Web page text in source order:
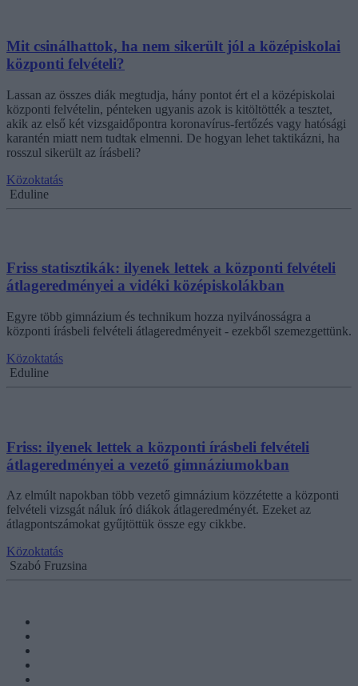
Mit csinálhattok, ha nem sikerült jól a középiskolai
központi felvételi?
Lassan az összes diák megtudja, hány pontot ért el a középiskolai
központi felvételin, pénteken ugyanis azok is kitöltötték a tesztet,
akik az első két vizsgaidőpontra koronavírus-fertőzés vagy hatósági
karantén miatt nem tudtak elmenni. De hogyan lehet taktikázni, ha
rosszul sikerült az írásbeli?
Közoktatás
Eduline
Friss statisztikák: ilyenek lettek a központi felvételi
átlageredményei a vidéki középiskolákban
Egyre több gimnázium és technikum hozza nyilvánosságra a
központi írásbeli felvételi átlageredményeit - ezekből szemezgettünk.
Közoktatás
Eduline
Friss: ilyenek lettek a központi írásbeli felvételi
átlageredményei a vezető gimnáziumokban
Az elmúlt napokban több vezető gimnázium közzétette a központi
felvételi vizsgát náluk író diákok átlageredményét. Ezeket az
átlagpontszámokat gyűjtöttük össze egy cikkbe.
Közoktatás
Szabó Fruzsina